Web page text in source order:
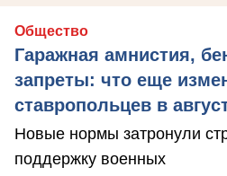
Общество
Гаражная амнистия,
запреты: что еще
ставропольцев в
Новые нормы затронули
поддержку военных